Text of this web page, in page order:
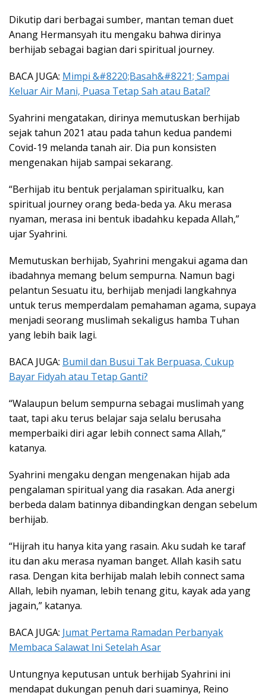
Dikutip dari berbagai sumber, mantan teman duet
Anang Hermansyah itu mengaku bahwa dirinya
berhijab sebagai bagian dari spiritual journey.
BACA JUGA: Mimpi &#8220;Basah&#8221; Sampai
Keluar Air Mani, Puasa Tetap Sah atau Batal?
Syahrini mengatakan, dirinya memutuskan berhijab
sejak tahun 2021 atau pada tahun kedua pandemi
Covid-19 melanda tanah air. Dia pun konsisten
mengenakan hijab sampai sekarang.
“Berhijab itu bentuk perjalaman spiritualku, kan
spiritual journey orang beda-beda ya. Aku merasa
nyaman, merasa ini bentuk ibadahku kepada Allah,”
ujar Syahrini.
Memutuskan berhijab, Syahrini mengakui agama dan
ibadahnya memang belum sempurna. Namun bagi
pelantun Sesuatu itu, berhijab menjadi langkahnya
untuk terus memperdalam pemahaman agama, supaya
menjadi seorang muslimah sekaligus hamba Tuhan
yang lebih baik lagi.
BACA JUGA: Bumil dan Busui Tak Berpuasa, Cukup
Bayar Fidyah atau Tetap Ganti?
“Walaupun belum sempurna sebagai muslimah yang
taat, tapi aku terus belajar saja selalu berusaha
memperbaiki diri agar lebih connect sama Allah,”
katanya.
Syahrini mengaku dengan mengenakan hijab ada
pengalaman spiritual yang dia rasakan. Ada anergi
berbeda dalam batinnya dibandingkan dengan sebelum
berhijab.
“Hijrah itu hanya kita yang rasain. Aku sudah ke taraf
itu dan aku merasa nyaman banget. Allah kasih satu
rasa. Dengan kita berhijab malah lebih connect sama
Allah, lebih nyaman, lebih tenang gitu, kayak ada yang
jagain,” katanya.
BACA JUGA: Jumat Pertama Ramadan Perbanyak
Membaca Salawat Ini Setelah Asar
Untungnya keputusan untuk berhijab Syahrini ini
mendapat dukungan penuh dari suaminya, Reino